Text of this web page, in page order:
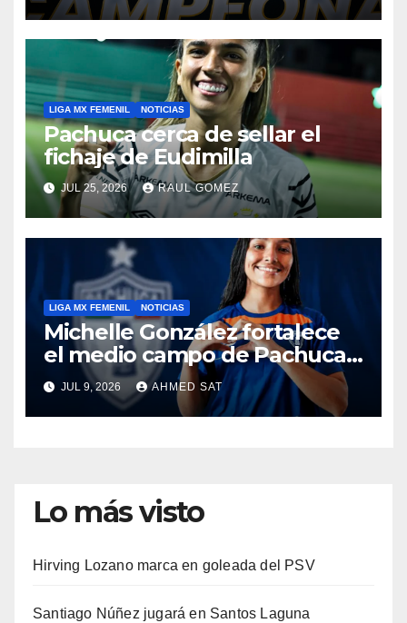
LIGA MX FEMENIL NOTICIAS
Pachuca cerca de sellar el
fichaje de Eudimilla
JUL 25, 2026 RAUL GOMEZ
LIGA MX FEMENIL NOTICIAS
Michelle González fortalece
el medio campo de Pachuca
Femenil
JUL 9, 2026 AHMED SAT
Lo más visto
Hirving Lozano marca en goleada del PSV
Santiago Núñez jugará en Santos Laguna